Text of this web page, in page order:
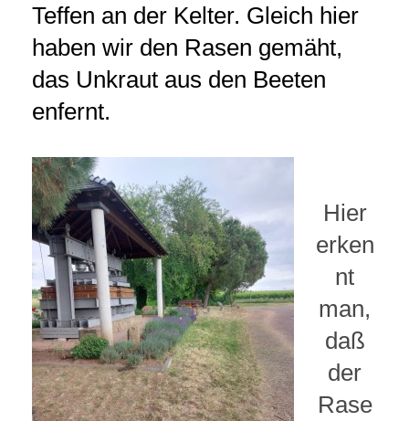
Teffen an der Kelter. Gleich hier
haben wir den Rasen gemäht,
das Unkraut aus den Beeten
enfernt.
Hier
erken
nt
man,
daß
der
Rase